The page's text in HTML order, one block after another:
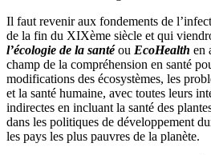
Il faut revenir aux fondements de
de la fin du XIXème siècle et qui
l’écologie de la santé ou EcoHealth en
champ de la compréhension en santé
modifications des écosystèmes, les
et la santé humaine, avec toutes leurs
indirectes en incluant la santé des
dans les politiques de développement
les pays les plus pauvres de la planète.